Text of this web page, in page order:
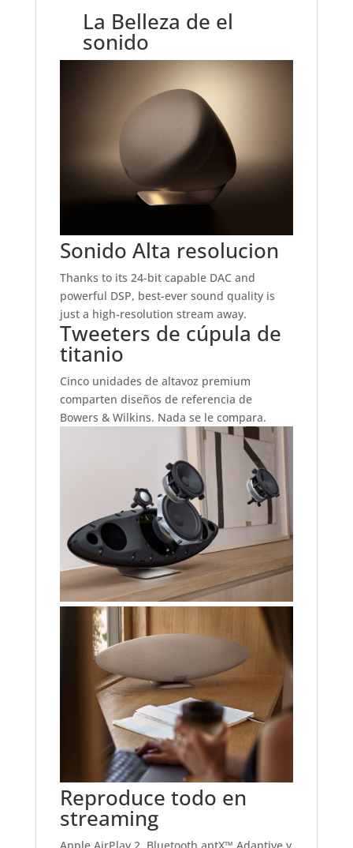
La Belleza de el
sonido
Sonido Alta resolucion
Thanks to its 24-bit capable DAC and
powerful DSP, best-ever sound quality is
just a high-resolution stream away.
Tweeters de cúpula de
titanio
Cinco unidades de altavoz premium
comparten diseños de referencia de
Bowers & Wilkins. Nada se le compara.
Reproduce todo en
streaming
Apple AirPlay 2, Bluetooth aptX™ Adaptive y